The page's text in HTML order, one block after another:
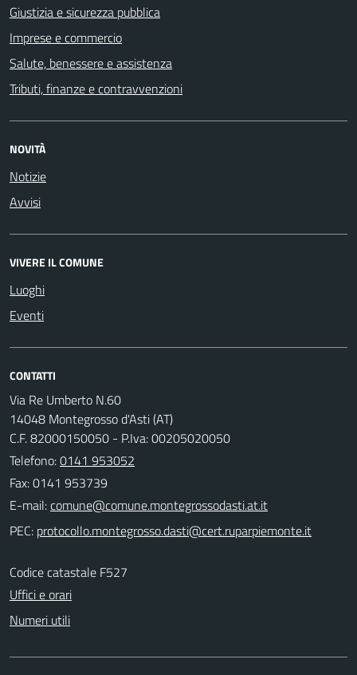
Giustizia e sicurezza pubblica
Imprese e commercio
Salute, benessere e assistenza
Tributi, finanze e contravvenzioni
NOVITÀ
Notizie
Avvisi
VIVERE IL COMUNE
Luoghi
Eventi
CONTATTI
Via Re Umberto N.60
14048 Montegrosso d'Asti (AT)
C.F. 82000150050 - P.Iva: 00205020050
Telefono:0141 953052
Fax: 0141 953739
E-mail:
PEC:
Codice catastale F527
Uffici e orari
Numeri utili